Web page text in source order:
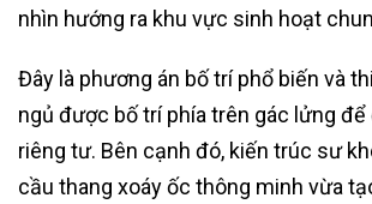
nhìn hướng ra khu vực sinh hoạt
Đây là phương án bố trí phổ biến và
ngủ được bố trí phía trên gác lửng
riêng tư. Bên cạnh đó, kiến trúc sư
cầu thang xoáy ốc thông minh vừa